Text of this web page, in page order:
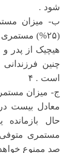
شود .
ب- میزان
(۲۵%)
هیچیک از پدر و
است . ۴
ج- میزان
معادل بیست
حال
مستمری
صد ممنوع